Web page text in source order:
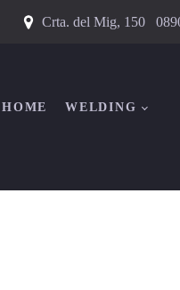
Crta. del Mig, 150
HOME WELDING